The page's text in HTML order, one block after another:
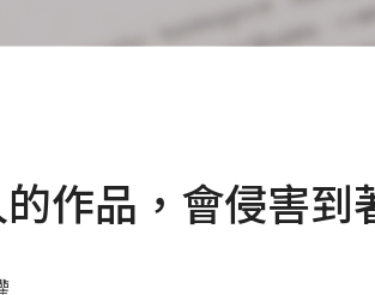
作品，會侵害